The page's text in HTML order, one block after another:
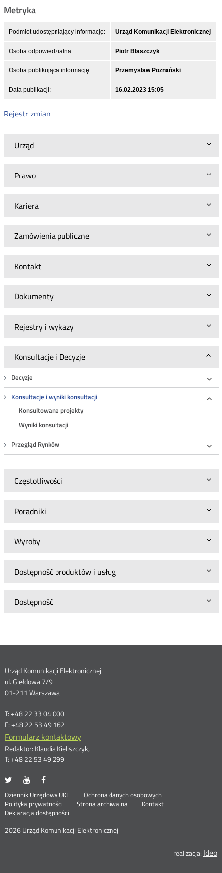
Urząd
Prawo
Kariera
Zamówienia publiczne
Kontakt
Dokumenty
Rejestry i wykazy
Konsultacje i Decyzje
Decyzje
Konsultacje i wyniki konsultacji
Konsultowane projekty
Wyniki konsultacji
Przegląd Rynków
Częstotliwości
Poradniki
Wyroby
Dostępność produktów i usług
Dostępność
Metryka
Podmiot udostępniający informację: Urząd Komunikacji Elektronicznej
Osoba odpowiedzialna: Piotr Błaszczyk
Osoba publikująca informację: Przemysław Poznański
Data publikacji: 16.02.2023 15:05
Rejestr zmian
Dane
kontaktowe
Urząd Komunikacji Elektronicznej
ul. Giełdowa 7/9
01-211 Warszawa
T: +48 22 33 04 000
F: +48 22 53 49 162
Formularz kontaktowy
Redaktor: Klaudia Kieliszczyk,
T: +48 22 53 49 299
UKE
portalu
Twitter
Otwórz
nowym
oknie
UKE
portalu
Youtube
Otwórz
nowym
oknie
portalu
Facebook
nowym
oknie
Stopka
menu
Dziennik Urzędowy UKE Otwórz
Ochrona danych osobowych
Polityka prywatności
Otwórz
w
oknie
Strona archiwalna
Kontakt
Deklaracja dostępności
2026 Urząd Komunikacji Elektronicznej
realizacja: Ideo